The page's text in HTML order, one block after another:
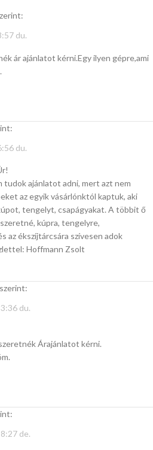
du.
ár ajánlatot kérni.Egy ilyen gépre,ami
du.
tudok ajánlatot adni, mert azt nem
az egyik vásárlónktól kaptuk, aki
tengelyt, csapágyakat. A többit ő
kúpra, tengelyre,
az ékszíjtárcsára szívesen adok
Hoffmann Zsolt
szerint:
du.
Árajánlatot kérni.
de.